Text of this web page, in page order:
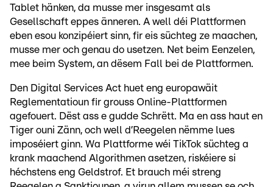
Tablet hänken, da musse mer insgesamt als
Gesellschaft eppes änneren. A well déi Plattformen
eben esou konzipéiert sinn, fir eis süchteg ze maachen,
musse mer och genau do usetzen. Net beim Eenzelen,
mee beim System, an dësem Fall bei de Plattformen.
Den Digital Services Act huet eng europawäit
Reglementatioun fir grouss Online-Plattformen
agefouert. Dëst ass e gudde Schrëtt. Ma en ass haut en
Tiger ouni Zänn, och well d’Reegelen nëmme lues
imposéiert ginn. Wa Plattforme wéi TikTok süchteg a
krank maachend Algorithmen asetzen, riskéiere si
héchstens eng Geldstrof. Et brauch méi streng